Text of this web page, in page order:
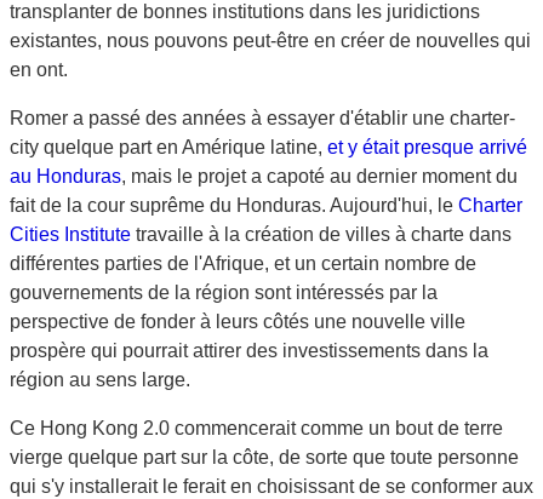
transplanter de bonnes institutions dans les juridictions
existantes, nous pouvons peut-être en créer de nouvelles qui
en ont.
Romer a passé des années à essayer d'établir une charter-
city quelque part en Amérique latine, et y était presque arrivé
au Honduras, mais le projet a capoté au dernier moment du
fait de la cour suprême du Honduras. Aujourd'hui, le Charter
Cities Institute travaille à la création de villes à charte dans
différentes parties de l'Afrique, et un certain nombre de
gouvernements de la région sont intéressés par la
perspective de fonder à leurs côtés une nouvelle ville
prospère qui pourrait attirer des investissements dans la
région au sens large.
Ce Hong Kong 2.0 commencerait comme un bout de terre
vierge quelque part sur la côte, de sorte que toute personne
qui s'y installerait le ferait en choisissant de se conformer aux